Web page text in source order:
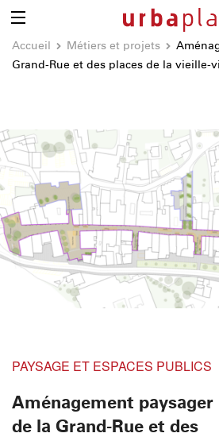
Accueil Métiers et projets
Grand-Rue et des places de la vieille-
PAYSAGE ET ESPACES PUBLICS
Aménagement paysager
de la Grand-Rue et des